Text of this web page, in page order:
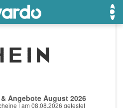
Angebote August 2026
| am 08.08.2026 getestet